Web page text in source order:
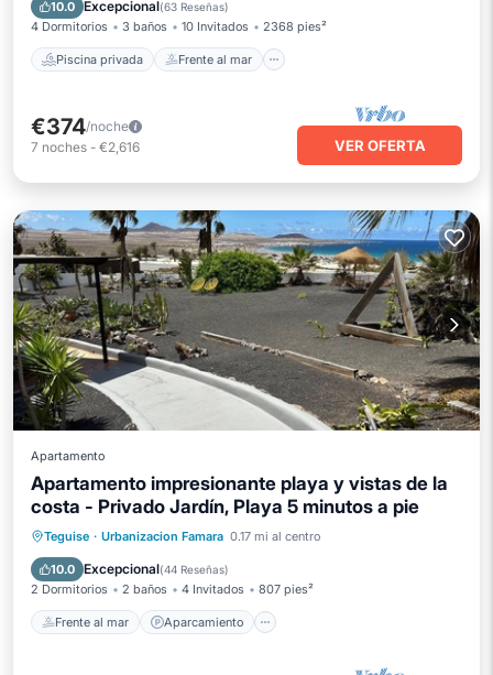
10.0 Excepcional(63 Reseñas)
4 Dormitorios 3 baños 10 Invitados 2368 pies²
Piscina privada Frente al mar
€374/noche
7 noches - €2,616 VER OFERTA
Apartamento
Apartamento impresionante playa y vistas de la
costa - Privado Jardín, Playa 5 minutos a pie
Teguise · Urbanizacion Famara 0.17 mi al centro
10.0 Excepcional(44 Reseñas)
2 Dormitorios 2 baños 4 Invitados 807 pies²
Frente al mar Aparcamiento
Frente al mar
Aparcamiento
Vista al mar